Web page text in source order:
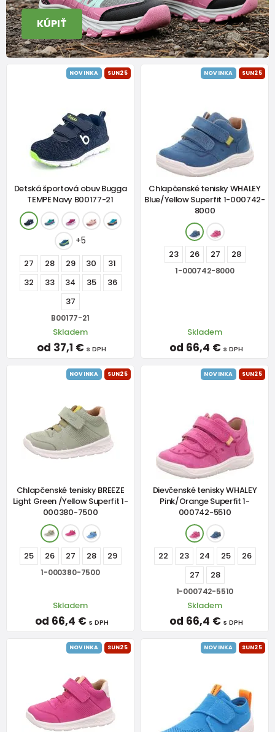
KÚPIŤ
NOVINKA SUN25
Detská športová obuv Bugga
TEMPE Navy B00177-21
+5
27 28 29 30
31
32
33 34 35
36
37
B00177-21
Skladem
od 37,1 € s DPH
NOVINKA SUN25
Chlapčenské tenisky WHALEY
Blue/Yellow Superfit 1-000742-
8000
23 26 27 28
1-000742-8000
Skladem
od 66,4 € s DPH
NOVINKA SUN25
Chlapčenské tenisky BREEZE
Light Green /Yellow Superfit 1-
000380-7500
25 26 27 28 29
1-000380-7500
Skladem
od 66,4 € s DPH
NOVINKA SUN25
Dievčenské tenisky WHALEY
Pink/Orange Superfit 1-
000742-5510
22 23 24 25
26
27
28
1-000742-5510
Skladem
od 66,4 € s DPH
NOVINKA SUN25 NOVINKA SUN25